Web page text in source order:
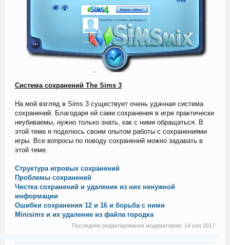
Система сохранений The Sims 3
На мой взгляд в Sims 3 существует очень удачная система
сохранений. Благодаря ей сами сохранения в игре практически
неубиваемы, нужно только знать, как с ними обращаться. В
этой теме я поделюсь своим опытом работы с сохранениями
игры. Все вопросы по поводу сохранений можно задавать в
этой теме.
Структура игровых сохранений
Проблемы сохранений
Чистка сохранений и удаление из них ненужной
информации
Ошибки сохранения 12 и 16 и борьба с ними
Minisims и их удаление из файла городка
Последнее редактирование модератором: 14 сен 2017